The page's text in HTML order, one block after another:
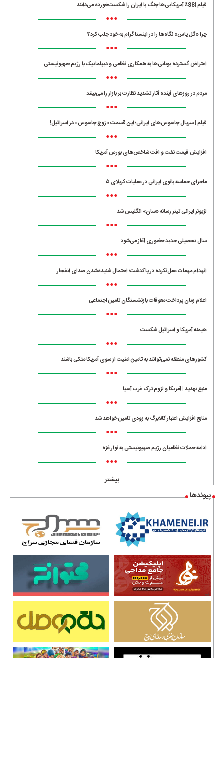
فیلم |88٪ آمریکایی‌ها جنگ با ایران را شکست‌خورده می‌دانند
•••
چرا «گل یاس» نگاه‌ها را در اینستاگرام به خود جلب کرد؟
•••
اعتراض گسترده یونانی‌ها به همکاری نظامی و دیپلماتیک با رژیم صهیونیستی
•••
مردم در روزهای آینده آثار تشدید نظارت بر بازار را می‌بینند
•••
فیلم | سریال جاسوس‌های ایرانی؛ این قسمت «زوج جاسوس» در اسرائیل!
•••
افزایش قیمت نفت و افت شاخص‌های بورس آمریکا
•••
ماجرای حماسه‌ بانوی ایرانی در عملیات کربلای ۵
•••
لژیونر ایرانی تیتر رسانه «سان» انگلیس شد
•••
سال تحصیلی جدید حضوری آغاز می‌شود
•••
انهدام مهمات عمل‌نکرده در پاکدشت؛ احتمال شنیده‌شدن صدای انفجار
•••
اعلام زمان پرداخت معوقات بازنشستگان تامین اجتماعی
•••
هیمنه آمریکا و اسرائیل شکست
•••
کشورهای منطقه نمی‌توانند به تامین امنیت از سوی آمریکا متکی باشند
•••
منبع تهدید | آمریکا و لزوم ترک غرب آسیا
•••
منابع افزایش اعتبار کالابرگ به زودی تامین خواهد شد
•••
ادامه حملات نظامیان رژیم صهیونیستی به نوار غزه
•••
بیشتر
پیوندها